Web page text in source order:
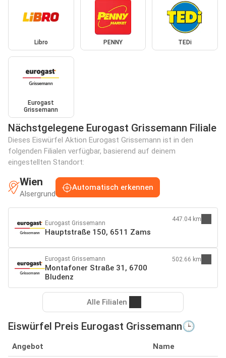
Libro PENNY TEDi
Eurogast
Grissemann
Nächstgelegene Eurogast Grissemann Filiale
Dieses Eiswürfel Aktion Eurogast Grissemann ist in den
folgenden Filialen verfügbar, basierend auf deinem
eingestellten Standort:
Wien
Alsergrund
Automatisch erkennen
Eurogast Grissemann
Hauptstraße 150, 6511 Zams
447.04 km
Eurogast Grissemann
Montafoner Straße 31, 6700
Bludenz
502.66 km
Alle Filialen
Eiswürfel Preis Eurogast Grissemann🕒
Angebot Name